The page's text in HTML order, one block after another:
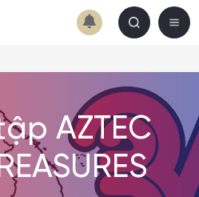
AZTEC